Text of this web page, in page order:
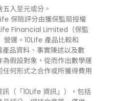
入至元或分。
保險評分由獲保監局授權
Financial Limited（保監
營運。10Life 產品比較和
品資料、事實陳述以及數
假設對象，從而作出數學運
何形式之合作或所獲得費用
（「10Life 資訊」），包括